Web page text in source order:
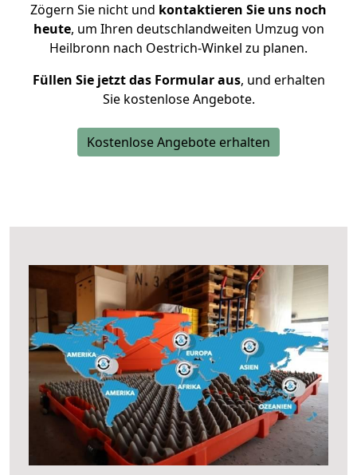
Zögern Sie nicht und kontaktieren Sie uns noch
heute, um Ihren deutschlandweiten Umzug von
Heilbronn nach Oestrich-Winkel zu planen.
Füllen Sie jetzt das Formular aus, und erhalten
Sie kostenlose Angebote.
Kostenlose Angebote erhalten